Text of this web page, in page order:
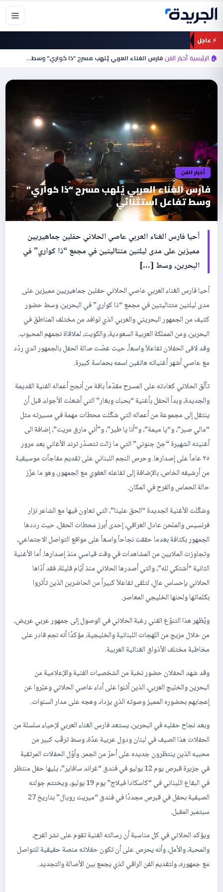
تخطي
المحتوى
⚡ عاجل
🏠 الرئيسية›أخبار الفن›فارس الغناء العربي يُلهب مسرح “ذا كواري” وسط…
أخبار الفن
فارس الغناء العربي يُلهب مسرح “ذا كواري”
وسط تفاعل استثنائي
أحيا فارس الغناء العربي عاصي الحلاني حفلين جماهيريين
مميزين على مدى ليلتين متتاليتين في مجمع “ذا كواري” في
البحرين، وسط […]
أحيا فارس الغناء العربي عاصي الحلاني حفلين جماهيريين مميزين على
مدى ليلتين متتاليتين في مجمع “ذا كواري” في البحرين، وسط حضور
كثيف من الجمهور البحريني والعربي الذي توافد من مختلف المناطق في
البحرين، ومن المملكة العربية السعودية، والكويت، لملاقاة نجمهم المحبوب.
وقد لاقى الحفلان تفاعلاً واسعاً، حيث غصّت صالة الحفل بالجمهور الدي ردّد
مع عاصي أشهر أغنياته هاتفين اسمه بحماسة كبيرة.
تألّق الحلاني كعادته على المسرح مقدّماً باقة من أنجح أعماله الفنية القديمة
والجديدة، وبدأ الحفل بأغنية “بحبك وبغار” التي أشعلت الأجواء، قبل أن
ينتقل إلى مجموعة من أعماله التي شكّلت محطات مهمة في مسيرته مثل
“مالي صبر”، و“يا ميمة”، و“أنا يا طير”، و”أني مارق مريت”، إضافة الى
أغنيته الشهيرة “جنّ جنوني” التي ما زالت تتصدّر ترند الأغاني بعد مرور
٢٥ عاماً على إصدارها. وحرص النجم اللبناني على تقديم مفاجآت موسيقية
من أرشيفه الخاص، بالإضافة إلى تفاعله العفوي مع الجمهور، وهو ما عزّز
حالة الحماس والفرح في المكان.
وشكّلت الأغنية الجديدة “الحق علينا”، التي تعاون فيها مع الشاعر نزار
فرنسيس والملحن عادل العراقي، إحدى أبرز محطات الحفل، حيث رددها
الجمهور بكثافة بعدما حققت نجاحاً واسعاً على مواقع التواصل الاجتماعي،
وتجاوزت الملايين من المشاهدات في وقت قياسي منذ إصدارها. أما الأغنية
الثانية “أشتكي لله”، والتي أصدرها الحلاني منذ أيّام قليلة، فقد أدّاها
الحلاني بإحساس عالٍ، لتلقى تفاعلاً كبيراً من الحاضرين الذين تأثروا
بكلماتها ولحنها الخليجي المعاصر.
ويُظهر هذا التنوّع الفني رغبة الحلاني في الوصول إلى جمهور عربي عريض،
من خلال مزيج من اللهجات اللبنانية والخليجية، مؤكدًا أنه نجم قادر على
مخاطبة مختلف الأذواق الغنائية العربية.
وقد شهد الحفلان حضور نخبة من الشخصيات الفنية والإعلامية من
البحرين والخليج العربي، الذين أثنوا على أداء عاصي الحلاني وعبّروا عن
إعجابهم بحضوره المميز وصوته الذي يزداد وهجه على مدار السنوات.
وبعد نجاح حفليه في البحرين، يستعد فارس الغناء العربي لإحياء سلسلة من
الحفلات هذا الصيف في لبنان ودول عربية عدّة، وسط ترقّب كبير من
محبيه الذين ينتظرون جديده على أحرّ من الجمر. وأوّل الحفلات المرتقبة
في جزيرة قبرص يوم 12 يوليو في فندق “غراند سافاير”، يليها حفل منتظر
في البقاع اللبناني في “كاسكادا فيلاج” يوم 19 يوليو، ويختتم جولته
الصيفية بحفل في قبرص مجددًا في فندق “ميريت رويال” بتاريخ 27
سبتمبر المقبل.
ويؤكد الحلاني في كل مناسبة أن رسالته الفنية تقوم على نشر الفرح،
والمحبة، والأمل، وأنه يحرص على أن تكون حفلاته منصة حقيقية للتواصل
مع جمهوره، ولتقديم الفن الراقي الذي يجمع بين الأصالة والتجديد.